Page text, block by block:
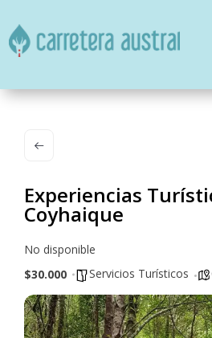
Experiencias
Coyhaique
No disponible
$30.000
Servicios Turísticos